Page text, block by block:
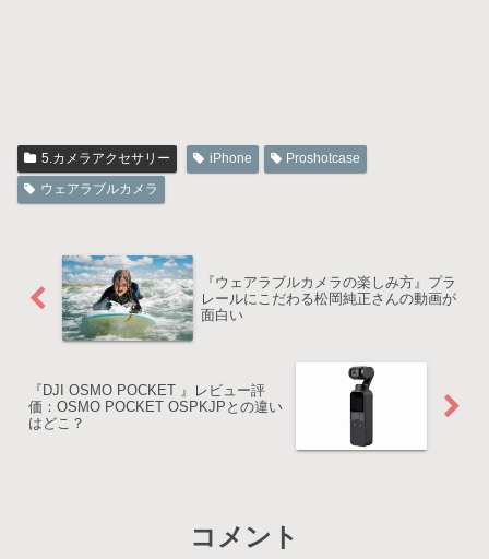
5.カメラアクセサリー iPhone
Proshotcase
ウェアラブルカメラ
『ウェアラブルカメラの楽しみ方』プラ
レールにこだわる松岡純正さんの動画が
面白い
『DJI OSMO POCKET 』レビュー評
価：OSMO POCKET OSPKJPとの違い
はどこ？
コメント